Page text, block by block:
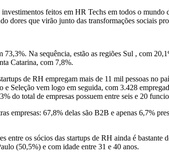
feitos em HR Techs em todos o
dores que virão junto das transformações sociais
73,3%. Na sequência, estão as regiões Sul , com
Catarina, com 7,8%.
de RH empregam mais de 11 mil pessoas no
Seleção vem logo em seguida, com 3.428
do total de empresas possuem entre seis e 20
empresas: 67,8% delas são B2B e apenas 6,7%
entre os sócios das startups de RH ainda é
(50,5%) e com idade entre 31 e 40 anos.